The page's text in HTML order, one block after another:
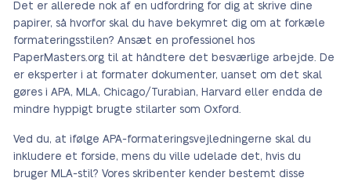
Det er allerede nok af en udfordring for dig at skrive dine
papirer, så hvorfor skal du have bekymret dig om at forkæle
formateringsstilen? Ansæt en professionel hos
PaperMasters.org til at håndtere det besværlige arbejde. De
er eksperter i at formater dokumenter, uanset om det skal
gøres i APA, MLA, Chicago/Turabian, Harvard eller endda de
mindre hyppigt brugte stilarter som Oxford.
Ved du, at ifølge APA-formateringsvejledningerne skal du
inkludere et forside, mens du ville udelade det, hvis du
bruger MLA-stil? Vores skribenter kender bestemt disse